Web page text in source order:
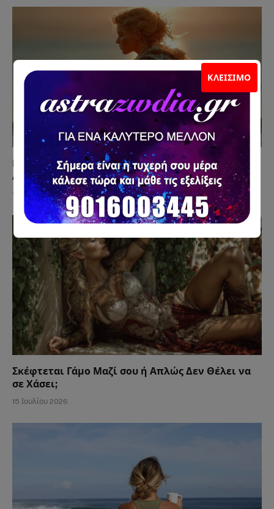
ΚΛΕΊΣΙΜΟ
Βλέπει τα Stories σου αλλά Δεν Σου Μιλάει; Η
Αλήθεια που Κρύβεται Πίσω από τη Σιωπή
15 Ιουλίου 2026
Σκέφτεται Γάμο Μαζί σου ή Απλώς Δεν Θέλει να
σε Χάσει;
15 Ιουλίου 2026